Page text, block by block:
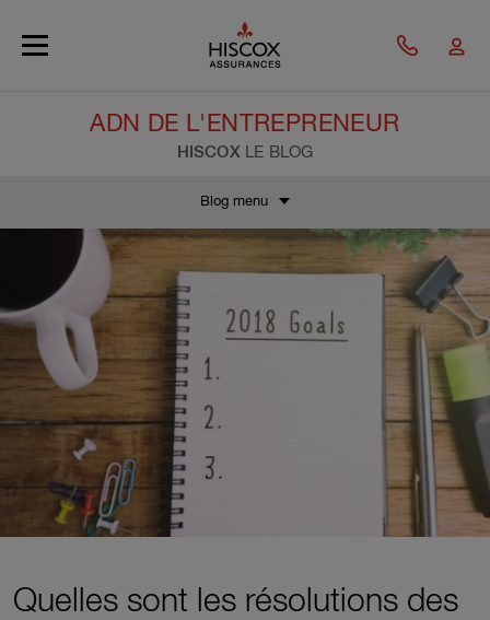
ADN DE L'ENTREPRENEUR
HISCOX LE BLOG
Blog menu
Quelles sont les résolutions des